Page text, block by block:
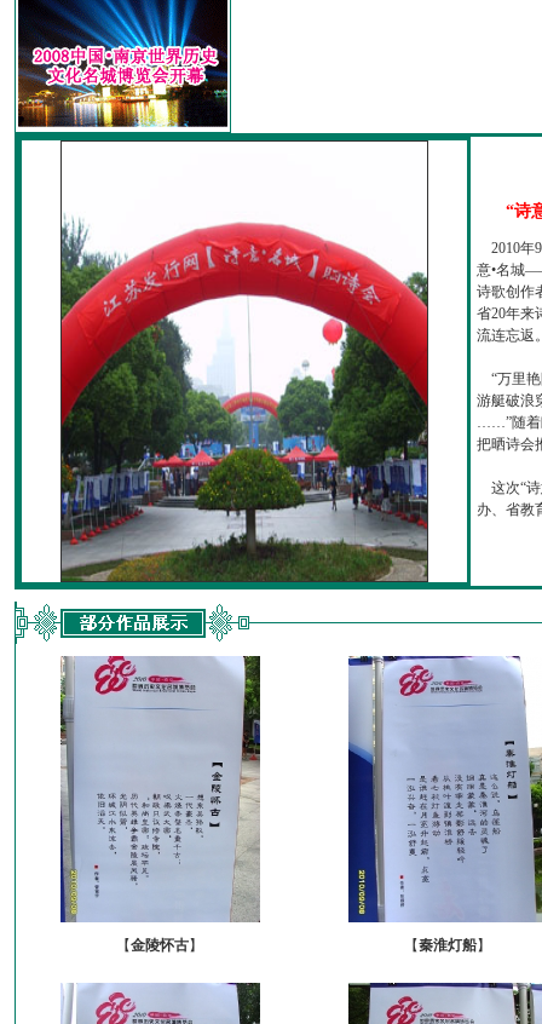
“诗
2010年
意•名城
诗歌创作
省20年来
流连忘返
“万里艳
游艇破浪
……”随着
把晒诗会
这次“诗
办、省教
【金陵怀古】 【秦淮灯船】